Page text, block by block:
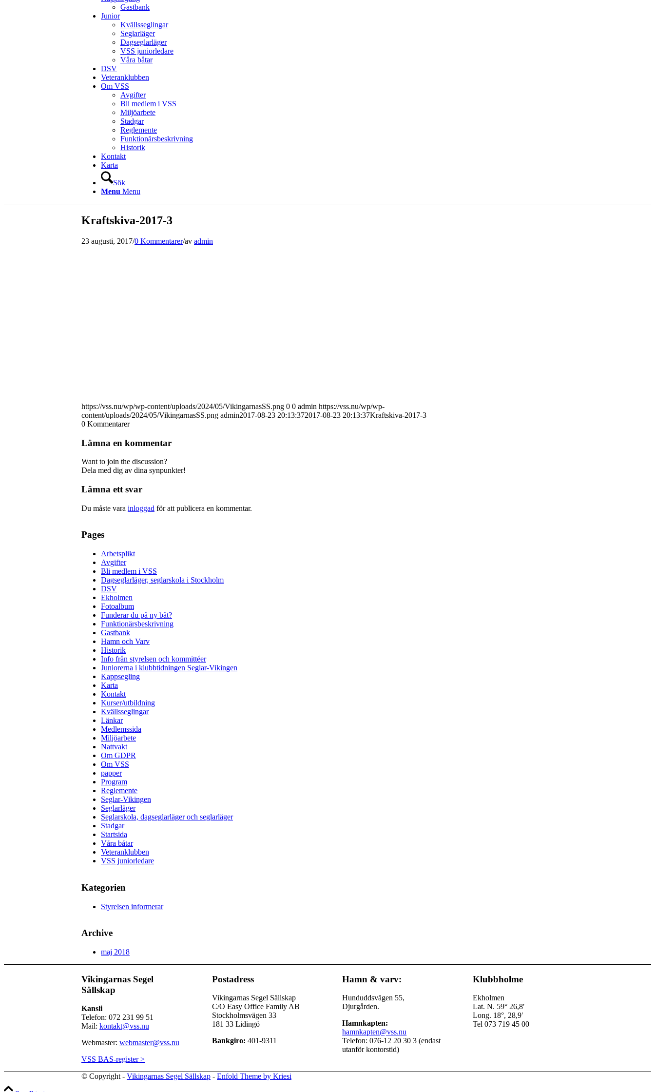
Gastbank
Junior
Kvällsseglingar
Seglarläger
Dagseglarläger
VSS juniorledare
Våra båtar
DSV
Veteranklubben
Om VSS
Avgifter
Bli medlem i VSS
Miljöarbete
Stadgar
Reglemente
Funktionärsbeskrivning
Historik
Kontakt
Karta
Sök
Menu Menu
Kraftskiva-2017-3
23 augusti, 2017/0 Kommentarer/av admin
https://vss.nu/wp/wp-content/uploads/2024/05/VikingarnasSS.png 0 0 admin https://vss.nu/wp/wp-
content/uploads/2024/05/VikingarnasSS.png admin2017-08-23 20:13:372017-08-23 20:13:37Kraftskiva-2017-3
0 Kommentarer
Lämna en kommentar
Want to join the discussion?
Dela med dig av dina synpunkter!
Lämna ett svar
Du måste vara inloggad för att publicera en kommentar.
Pages
Arbetsplikt
Avgifter
Bli medlem i VSS
Dagseglarläger, seglarskola i Stockholm
DSV
Ekholmen
Fotoalbum
Funderar du på ny båt?
Funktionärsbeskrivning
Gastbank
Hamn och Varv
Historik
Info från styrelsen och kommittéer
Juniorerna i klubbtidningen Seglar-Vikingen
Kappsegling
Karta
Kontakt
Kurser/utbildning
Kvällsseglingar
Länkar
Medlemssida
Miljöarbete
Nattvakt
Om GDPR
Om VSS
papper
Program
Reglemente
Seglar-Vikingen
Seglarläger
Seglarskola, dagseglarläger och seglarläger
Stadgar
Startsida
Våra båtar
Veteranklubben
VSS juniorledare
Kategorien
Styrelsen informerar
Archive
maj 2018
Vikingarnas Segel
Sällskap
Kansli
Telefon: 072 231 99 51
Mail: kontakt@vss.nu
Webmaster: webmaster@vss.nu
VSS BAS-register >
Postadress
Vikingarnas Segel Sällskap
C/O Easy Office Family AB
Stockholmsvägen 33
181 33 Lidingö
Bankgiro: 401-9311
Hamn & varv:
Hunduddsvägen 55,
Djurgården.
Hamnkapten:
hamnkapten@vss.nu
Telefon: 076-12 20 30 3 (endast
utanför kontorstid)
Klubbholme
Ekholmen
Lat. N. 59° 26,8′
Long. 18°, 28,9′
Tel 073 719 45 00
© Copyright - Vikingarnas Segel Sällskap - Enfold Theme by Kriesi